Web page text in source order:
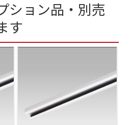
ション品・別売
す